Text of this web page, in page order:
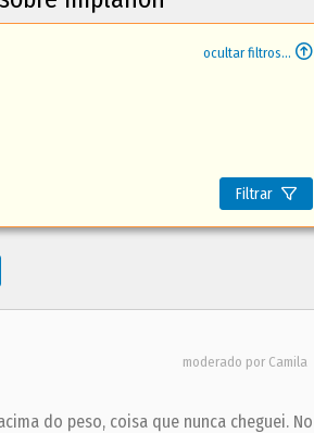
ocultar filtros...
Filtrar
moderado por Camila
do peso, coisa que nunca cheguei. No